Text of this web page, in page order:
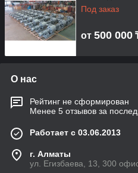
Под заказ
от 500 000
О нас
Рейтинг не сформирован
Менее 5 отзывов за
Работает с 03.06.2013
г. Алматы
ул. Егизбаева, 13, 300